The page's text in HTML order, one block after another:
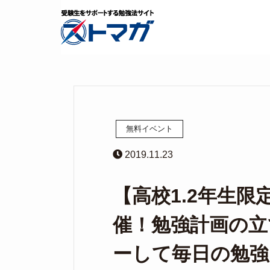
無料イベント
2019.11.23
【高校1.2年生
催！勉強計画の
ーして毎日の勉